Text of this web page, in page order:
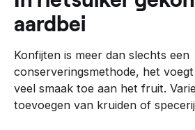
aardbei
Konfijten is meer dan slechts een
conserveringsmethode, het
veel smaak toe aan het fruit.
toevoegen van kruiden of